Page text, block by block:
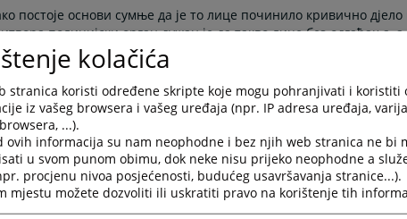
постоје основи сумње да је то лице починило кривично дјело
полицијски орган дужан је да такво лице без одгађања, а
два изузетка и то када је ријеч о кривичним дјелима за која се
спровести тужиоцу најкасније у року од 48 часова, а када је
72 часа. Ако лице лишено слободе не буде спроведено
без одгађања, а најкасније у року од 24 часа и у том року
или ће поставити образложени приједлог за одређивање
за претходни поступак.
kolačića
stranica koristi određene skripte koje mogu pohranjivati i koristiti
iz vašeg browsera i vašeg uređaja (npr. IP adresa uređaja,
...).
ovih informacija su nam neophodne i bez njih web stranica ne bi
u svom punom obimu, dok neke nisu prijeko neophodne a
procjenu nivoa posjećenosti, budućeg usavršavanja stranice...).
mjestu možete dozvoliti ili uskratiti pravo na korištenje tih